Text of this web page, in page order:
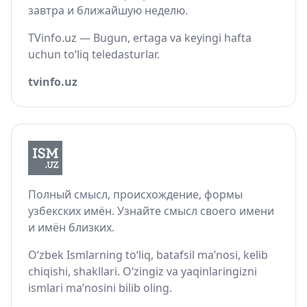
завтра и ближайшую неделю.
TVinfo.uz — Bugun, ertaga va keyingi hafta
uchun to‘liq teledasturlar.
tvinfo.uz
Полный смысл, происхождение, формы
узбекских имён. Узнайте смысл своего имени
и имён близких.
O‘zbek Ismlarning to‘liq, batafsil ma’nosi, kelib
chiqishi, shakllari. O‘zingiz va yaqinlaringizni
ismlari ma’nosini bilib oling.